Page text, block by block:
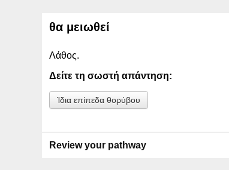
θα μειωθεί
Λάθος.
Δείτε τη σωστή απάντηση:
Ίδια επίπεδα θορύβου
Review your pathway